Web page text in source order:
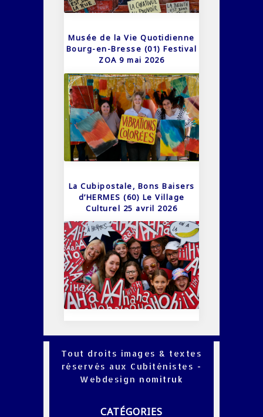
Musée de la Vie Quotidienne
Bourg-en-Bresse (01) Festival
ZOA 9 mai 2026
La Cubipostale, Bons Baisers
d’HERMES (60) Le Village
Culturel 25 avril 2026
Tout droits images & textes
réservés aux Cubiténistes -
Webdesign nomitruk
CATÉGORIES